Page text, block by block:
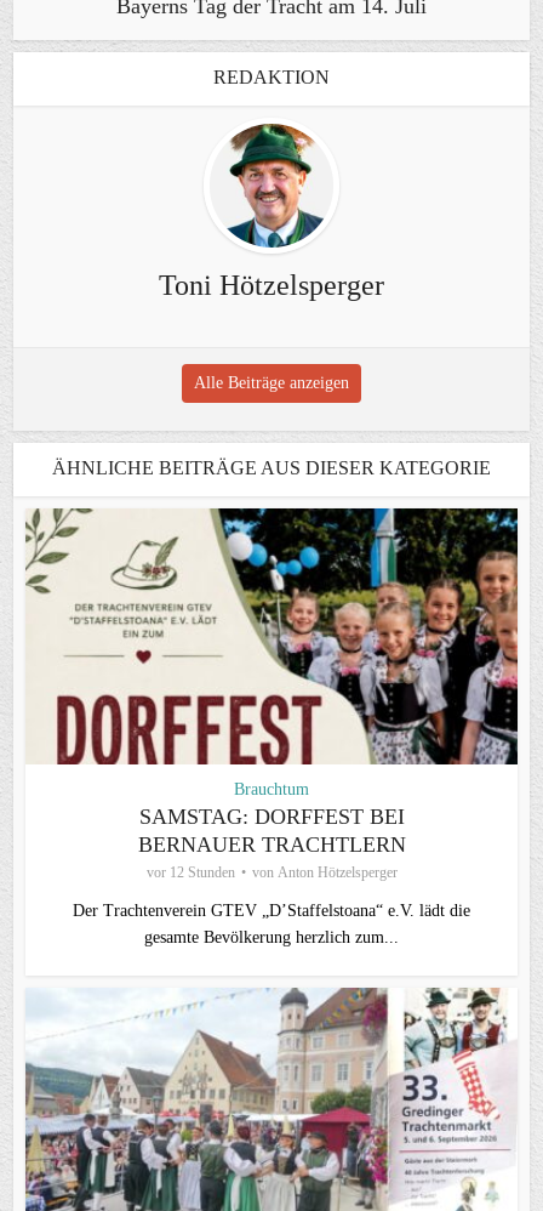
Bayerns Tag der Tracht am 14. Juli
REDAKTION
Toni Hötzelsperger
Alle Beiträge anzeigen
ÄHNLICHE BEITRÄGE AUS DIESER KATEGORIE
Brauchtum
SAMSTAG: DORFFEST BEI
BERNAUER TRACHTLERN
vor 12 Stunden von Anton Hötzelsperger
Der Trachtenverein GTEV „D’Staffelstoana“ e.V. lädt die
gesamte Bevölkerung herzlich zum...